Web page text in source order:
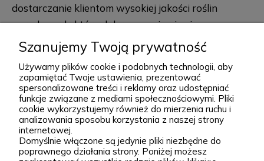
dostarczanie klientom wysokiej jakości roślin
ogrodowych, które dobrze przyjmują się po
posadzeniu i przez lata zdobią przydomowe
rabaty, skalniaki, ogrody naturalistyczne oraz
większe kompozycje krajobrazowe. Za Zieloną Parą
stoją Wiktor i Klaudia, którzy z dużą starannością
dobierają każdą odmianę dostępną w naszej
ofercie. W sprzedaży znajdziesz zarówno
sprawdzone, klasyczne gatunki, jak i ciekawsze,
bardziej unikatowe krzewy ozdobne, drzewa, byliny
rozwiń więcej
Podgórna 9, 97-565 Brudzice
+48 793 037 145
kontakt@zielonapara.pl
Szanujemy Twoją prywatność
Używamy plików cookie i podobnych technologii, aby
zapamiętać Twoje ustawienia, prezentować
spersonalizowane treści i reklamy oraz udostępniać
funkcje związane z mediami społecznościowymi. Pliki
cookie wykorzystujemy również do mierzenia ruchu i
analizowania sposobu korzystania z naszej strony
internetowej.
Domyślnie włączone są jedynie pliki niezbędne do
poprawnego działania strony. Poniżej możesz